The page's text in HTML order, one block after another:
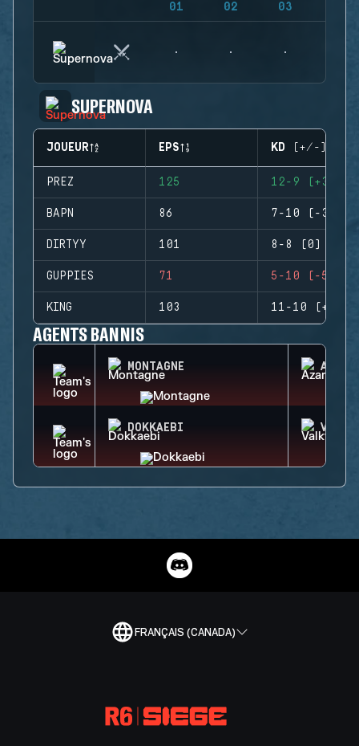
01 02 03
SUPERNOVA
JOUEUR EPS KD (+/-)
PREZ 125 12-9 (+3)
BAPN 86 7-10 (-3)
DIRTYY 101 8-8 (0)
GUPPIES 71 5-10 (-5)
KING 103 11-10 (+1)
AGENTS BANNIS
MONTAGNE AZAMI
DOKKAEBI
FRANÇAIS (CANADA)